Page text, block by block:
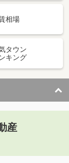
２
２丁目
相場
タウン
キング
産